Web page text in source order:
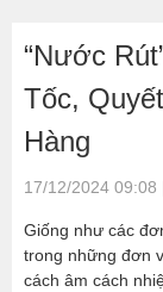
“Nước
Tốc,
Hàng
17/12/2024
Giống như các
trong những đơn
cách âm cách
quyết
tâm
thành
Tăng
cường
sản
xuất